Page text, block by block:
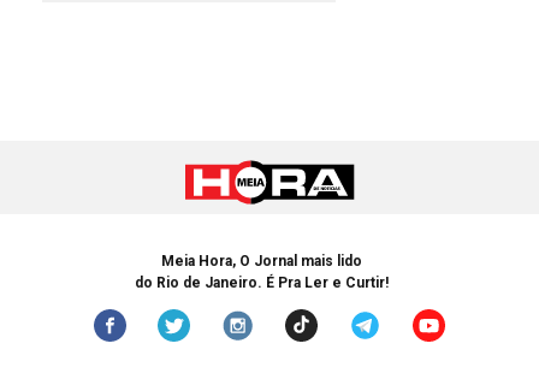
Meia Hora, O Jornal mais lido
do Rio de Janeiro. É Pra Ler e Curtir!